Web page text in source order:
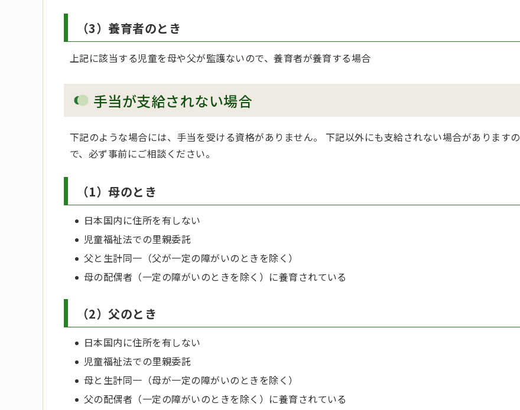
（3）養育者のとき
上記に該当する児童を母や父が監護ないので、養育者が養育する場合
手当が支給されない場合
下記のような場合には、手当を受ける資格がありません。 下記以外にも支給されない場合がありますの
で、必ず事前にご相談ください。
（1）母のとき
日本国内に住所を有しない
児童福祉法での里親委託
父と生計同一（父が一定の障がいのときを除く）
母の配偶者（一定の障がいのときを除く）に養育されている
（2）父のとき
日本国内に住所を有しない
児童福祉法での里親委託
母と生計同一（母が一定の障がいのときを除く）
父の配偶者（一定の障がいのときを除く）に養育されている